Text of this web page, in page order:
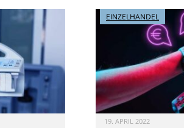
EINZELHANDEL
19. APRIL 2022